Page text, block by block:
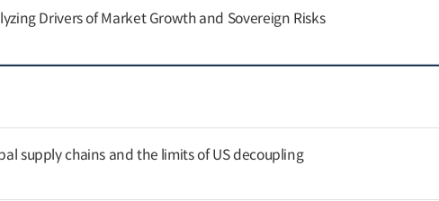
Drivers of Market Growth and Sovereign Risks
supply chains and the limits of US decoupling